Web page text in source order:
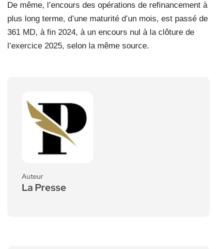
De même, l’encours des opérations de refinancement à
plus long terme, d’une maturité d’un mois, est passé de
361 MD, à fin 2024, à un encours nul à la clôture de
l’exercice 2025, selon la même source.
Auteur
La Presse